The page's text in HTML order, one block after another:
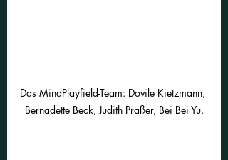
Das MindPlayfield-Team: Dovile Kietzmann,
Bernadette Beck, Judith Praßer, Bei Bei Yu.